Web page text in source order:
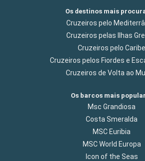
Os destinos mais
Cruzeiros pelo
Cruzeiros pelas Ilhas
Cruzeiros pelo Caribe
Cruzeiros pelos Fiordes e
Cruzeiros de Volta ao
Os barcos mais
Msc Grandiosa
Costa Smeralda
MSC Euribia
MSC World Europa
Icon of the Seas